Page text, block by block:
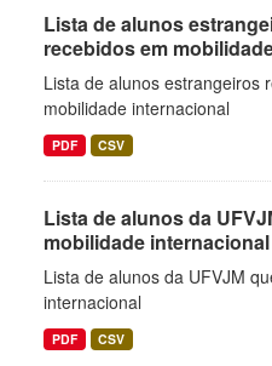
Lista de alunos
recebidos em
Lista de alunos estrangeiros
mobilidade internacional
PDF CSV
Lista de alunos da
mobilidade internacional
Lista de alunos da UFVJM
internacional
PDF CSV